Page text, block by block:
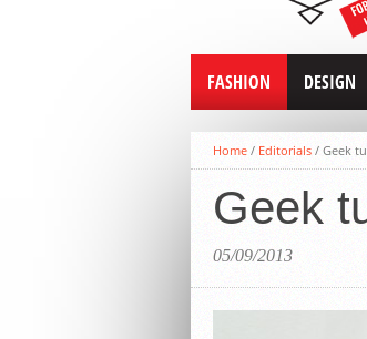
FASHION DESIGN
Home / Editorials / Geek
Geek
05/09/2013